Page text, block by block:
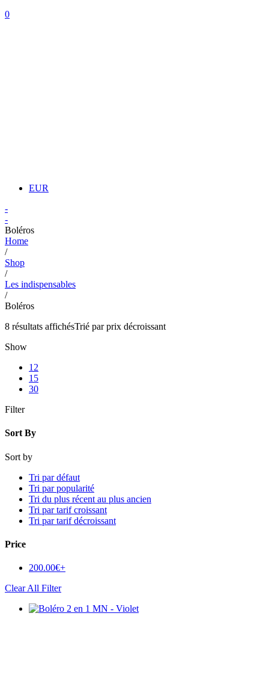
0
EUR
-
-
Boléros
Home
/
Shop
/
Les indispensables
/
Boléros
8 résultats affichésTrié par prix décroissant
Show
12
15
30
Filter
Sort By
Sort by
Tri par défaut
Tri par popularité
Tri du plus récent au plus ancien
Tri par tarif croissant
Tri par tarif décroissant
Price
200.00€+
Clear All Filter